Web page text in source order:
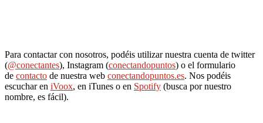
Para contactar con nosotros, podéis utilizar nuestra cuenta de twitter
(@conectantes), Instagram (conectandopuntos) o el formulario
de contacto de nuestra web conectandopuntos.es. Nos podéis
escuchar en iVoox, en iTunes o en Spotify (busca por nuestro
nombre, es fácil).